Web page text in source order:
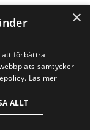
×
att förbättra
samtycker
Läs mer
ALLT